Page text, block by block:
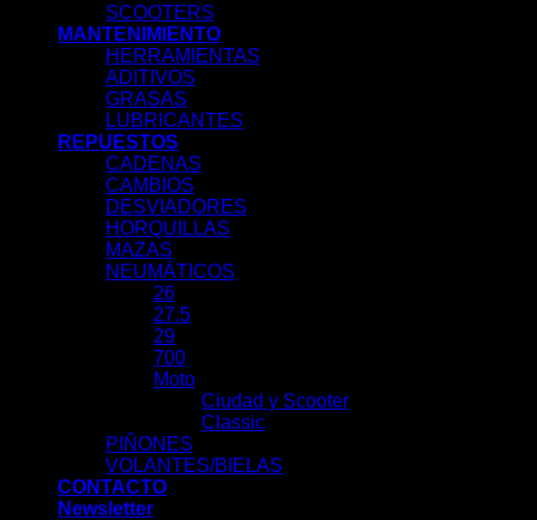
SCOOTERS
MANTENIMIENTO
HERRAMIENTAS
ADITIVOS
GRASAS
LUBRICANTES
REPUESTOS
CADENAS
CAMBIOS
DESVIADORES
HORQUILLAS
MAZAS
NEUMÁTICOS
26
27.5
29
700
Moto
Ciudad y Scooter
Classic
PIÑONES
VOLANTES/BIELAS
CONTACTO
Newsletter